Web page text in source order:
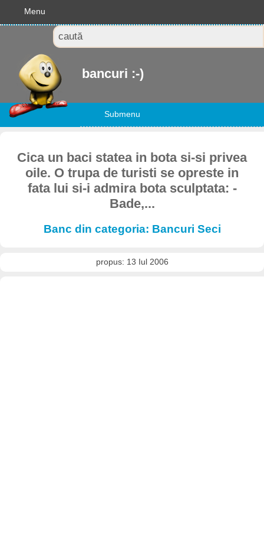
Menu
bancuri :-)
Submenu
Cica un baci statea in bota si-si privea
oile. O trupa de turisti se opreste in
fata lui si-i admira bota sculptata: -
Bade,...
Banc din categoria: Bancuri Seci
propus: 13 Iul 2006